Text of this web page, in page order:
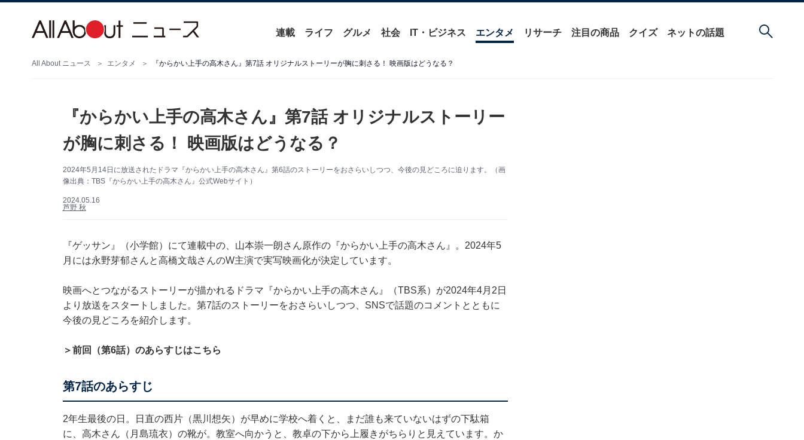
連載 ライフ グルメ 社会 IT・ビジネス エンタメ リサーチ 注目の商品 クイズ ネットの話題
All About ニュース エンタメ 『からかい上手の高木さん』第7話 オリジナルストーリーが胸に刺さる！ 映画版はどうなる？
『からかい上手の高木さん』第7話 オリジナルストーリー
が胸に刺さる！ 映画版はどうなる？
2024年5月14日に放送されたドラマ『からかい上手の高木さん』第6話のストーリーをおさらいしつつ、今後の見どころに迫ります。（画
像出典：TBS『からかい上手の高木さん』公式Webサイト）
2024.05.16
芦野 秋
『ゲッサン』（小学館）にて連載中の、山本崇一朗さん原作の『からかい上手の高木さん』。2024年5
月には永野芽郁さんと高橋文哉さんのW主演で実写映画化が決定しています。
映画へとつながるストーリーが描かれるドラマ『からかい上手の高木さん』（TBS系）が2024年4月2日
より放送をスタートしました。第7話のストーリーをおさらいしつつ、SNSで話題のコメントとともに
今後の見どころを紹介します。
＞前回（第6話）のあらすじはこちら
第7話のあらすじ
2年生最後の日。日直の西片（黒川想矢）が早めに学校へ着くと、まだ誰も来ていないはずの下駄箱
に、高木さん（月島琉衣）の靴が。教室へ向かうと、教卓の下から上履きがちらりと見えています。か